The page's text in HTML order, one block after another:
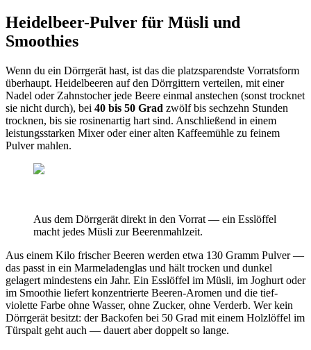
Heidelbeer-Pulver für Müsli und
Smoothies
Wenn du ein Dörrgerät hast, ist das die platzsparendste Vorratsform
überhaupt. Heidelbeeren auf den Dörrgittern verteilen, mit einer
Nadel oder Zahnstocher jede Beere einmal anstechen (sonst trocknet
sie nicht durch), bei 40 bis 50 Grad zwölf bis sechzehn Stunden
trocknen, bis sie rosinenartig hart sind. Anschließend in einem
leistungsstarken Mixer oder einer alten Kaffeemühle zu feinem
Pulver mahlen.
Aus dem Dörrgerät direkt in den Vorrat — ein Esslöffel
macht jedes Müsli zur Beerenmahlzeit.
Aus einem Kilo frischer Beeren werden etwa 130 Gramm Pulver —
das passt in ein Marmeladenglas und hält trocken und dunkel
gelagert mindestens ein Jahr. Ein Esslöffel im Müsli, im Joghurt oder
im Smoothie liefert konzentrierte Beeren-Aromen und die tief-
violette Farbe ohne Wasser, ohne Zucker, ohne Verderb. Wer kein
Dörrgerät besitzt: der Backofen bei 50 Grad mit einem Holzlöffel im
Türspalt geht auch — dauert aber doppelt so lange.